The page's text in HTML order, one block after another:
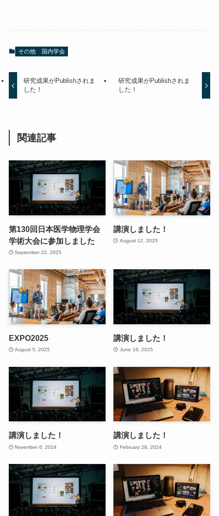
その他 国内学会
研究成果がPublishされま
した！
研究成果がPublishされま
した！
関連記事
第130回日本医学物理学会
学術大会に参加しました
September 22, 2025
講演しました！
August 12, 2025
EXPO2025
August 5, 2025
講演しました！
June 16, 2025
講演しました！
November 6, 2024
講演しました！
February 28, 2024